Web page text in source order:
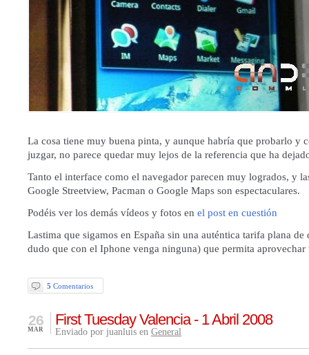
La cosa tiene muy buena pinta, y aunque habría que probarlo y
juzgar, no parece quedar muy lejos de la referencia que ha
Tanto el interface como el navegador parecen muy logrados, y
Google Streetview, Pacman o Google Maps son espectaculares.
Podéis ver los demás vídeos y fotos en el post en cuestión
Lastima que sigamos en España sin una auténtica tarifa plana de
dudo que con el Iphone venga ninguna) que permita aprovechar
5 Comentarios
First Tuesday Valencia - 1 Abril 2008
26
MAR Enviado por juanluis en General